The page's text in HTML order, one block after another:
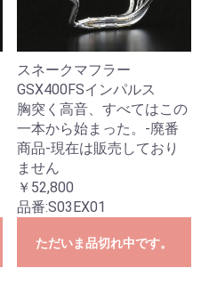
スネークマフラー
GSX400FSインパルス
胸突く高音、すべてはこの
一本から始まった。-廃番
商品-現在は販売しており
ません
￥52,800
品番:S03EX01
ただいま品切れ中です。